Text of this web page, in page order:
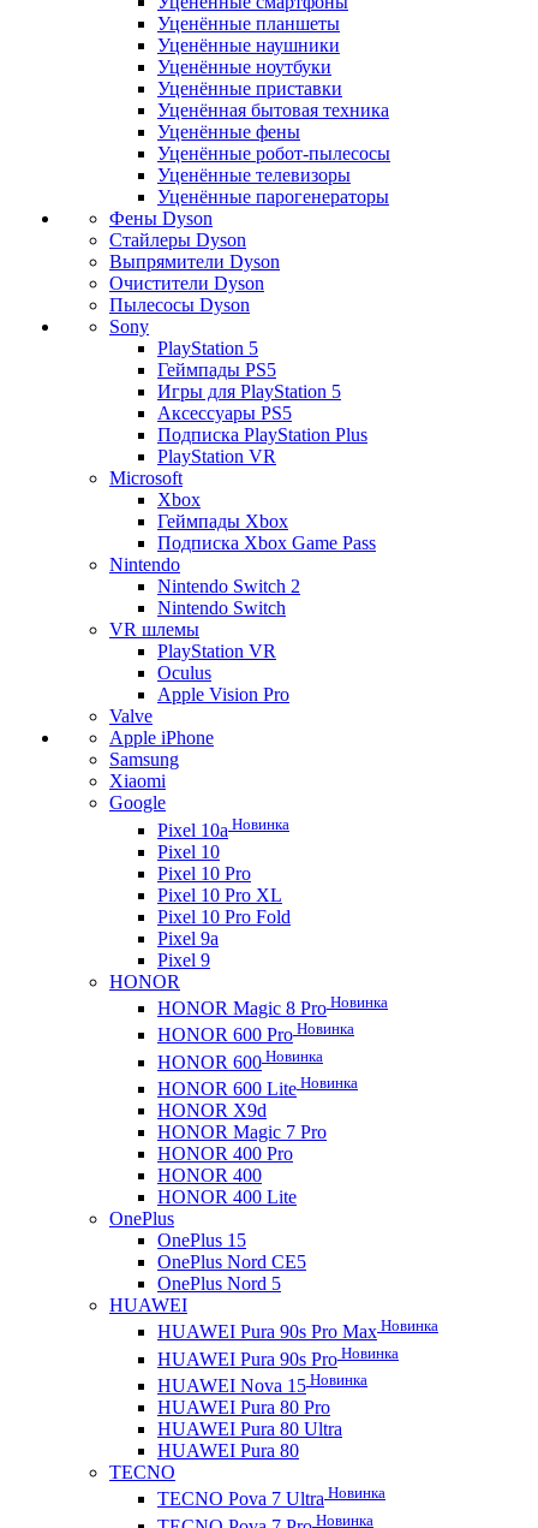
Уценённые планшеты
Уценённые наушники
Уценённые ноутбуки
Уценённые приставки
Уценённая бытовая техника
Уценённые фены
Уценённые робот-пылесосы
Уценённые телевизоры
Уценённые парогенераторы
Фены Dyson
Стайлеры Dyson
Выпрямители Dyson
Очистители Dyson
Пылесосы Dyson
Sony
PlayStation 5
Геймпады PS5
Игры для PlayStation 5
Аксессуары PS5
Подписка PlayStation Plus
PlayStation VR
Microsoft
Xbox
Геймпады Xbox
Подписка Xbox Game Pass
Nintendo
Nintendo Switch 2
Nintendo Switch
VR шлемы
PlayStation VR
Oculus
Apple Vision Pro
Valve
Apple iPhone
Samsung
Xiaomi
Google
Pixel 10a Новинка
Pixel 10
Pixel 10 Pro
Pixel 10 Pro XL
Pixel 10 Pro Fold
Pixel 9a
Pixel 9
HONOR
HONOR Magic 8 Pro Новинка
HONOR 600 Pro Новинка
HONOR 600 Новинка
HONOR 600 Lite Новинка
HONOR X9d
HONOR Magic 7 Pro
HONOR 400 Pro
HONOR 400
HONOR 400 Lite
OnePlus
OnePlus 15
OnePlus Nord CE5
OnePlus Nord 5
HUAWEI
HUAWEI Pura 90s Pro Max Новинка
HUAWEI Pura 90s Pro Новинка
HUAWEI Nova 15 Новинка
HUAWEI Pura 80 Pro
HUAWEI Pura 80 Ultra
HUAWEI Pura 80
TECNO
TECNO Pova 7 Ultra Новинка
Новинка